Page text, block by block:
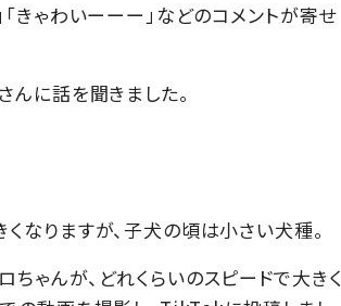
きゃわいーーー」などのコメントが寄せ
に話を聞きました。
なりますが、子犬の頃は小さい犬種。
ゃんが、どれくらいのスピードで大きく